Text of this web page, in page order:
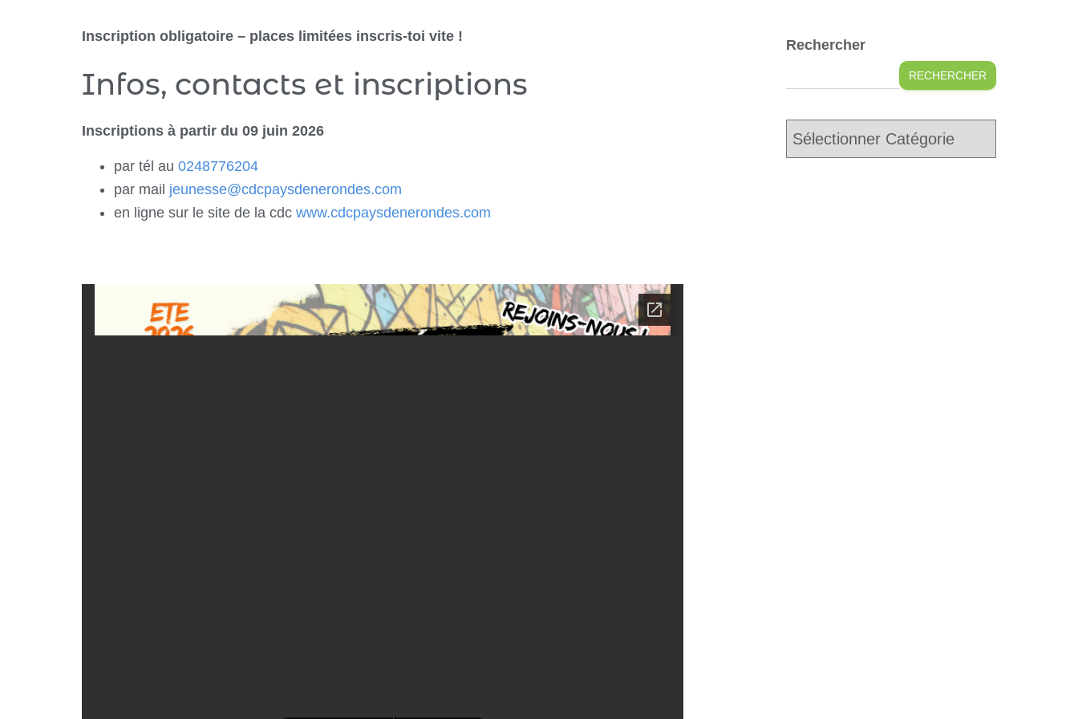
Inscription obligatoire – places limitées inscris-toi vite !
Infos, contacts et inscriptions
Inscriptions à partir du 09 juin 2026
par tél au 0248776204
par mail jeunesse@cdcpaysdenerondes.com
en ligne sur le site de la cdc www.cdcpaysdenerondes.com
Rechercher
RECHERCHER